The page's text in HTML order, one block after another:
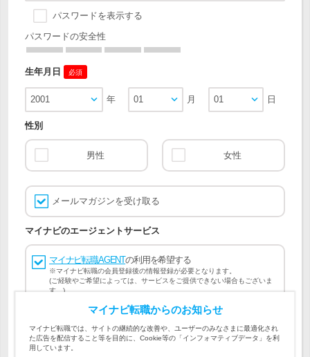
パスワードを表示する
パスワードの安全性
生年月日 必須
2001 年 01 月 01 日
性別
男性 女性
メールマガジンを受け取る
マイナビのエージェントサービス
マイナビ転職AGENTの利用を希望する
※マイナビ転職の会員登録後の情報登録が必要となります。
(ご経験やご希望によっては、サービスをご提供できない場合もございま
す。)
会員登録には マイナビ転職 会員規約
マイナビ転職AGENT
会員規約、マイナビ転職AGENT 個人情報の取り扱い および
個人情報の取り扱い
マイナビ転職からのお知らせ
マイナビ転職では、サイトの継続的な改善や、ユーザーのみなさまに最適化され
た広告を配信すること等を目的に、Cookie等の「インフォマティブデータ」を利
用しています。